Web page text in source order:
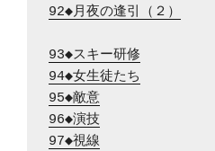
92◆月夜の逢引（２）
93◆スキー研修
94◆女生徒たち
95◆敵意
96◆演技
97◆視線